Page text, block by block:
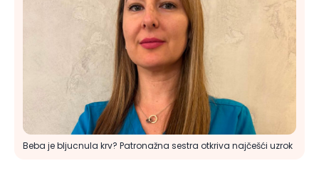
Beba je bljucnula krv? Patronažna sestra otkriva najčešći uzrok